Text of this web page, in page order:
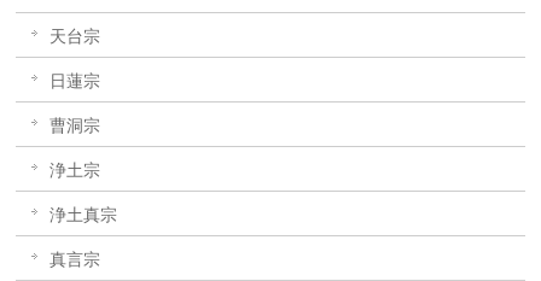
天台宗
日蓮宗
曹洞宗
浄土宗
浄土真宗
真言宗